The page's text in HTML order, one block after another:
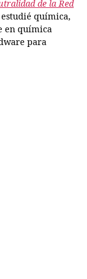
de la Red
química,
en química
para